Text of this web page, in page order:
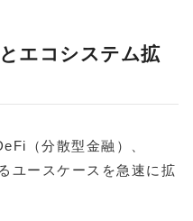
エコシステム拡
（分散型金融）、
ユースケースを急速に拡